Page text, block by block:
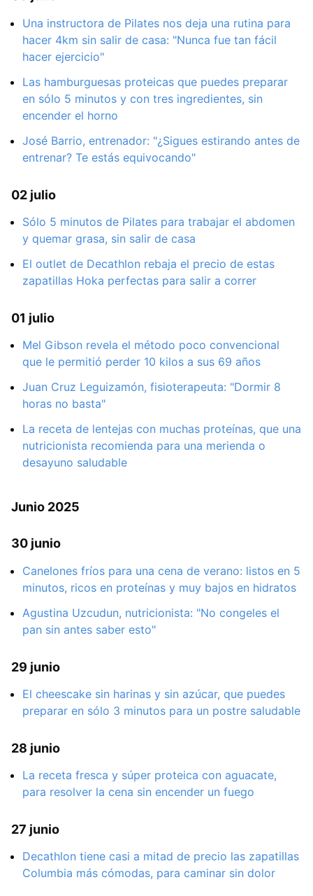
Una instructora de Pilates nos deja una rutina para
hacer 4km sin salir de casa: "Nunca fue tan fácil
hacer ejercicio"
Las hamburguesas proteicas que puedes preparar
en sólo 5 minutos y con tres ingredientes, sin
encender el horno
José Barrio, entrenador: "¿Sigues estirando antes de
entrenar? Te estás equivocando"
02 julio
Sólo 5 minutos de Pilates para trabajar el abdomen
y quemar grasa, sin salir de casa
El outlet de Decathlon rebaja el precio de estas
zapatillas Hoka perfectas para salir a correr
01 julio
Mel Gibson revela el método poco convencional
que le permitió perder 10 kilos a sus 69 años
Juan Cruz Leguizamón, fisioterapeuta: "Dormir 8
horas no basta"
La receta de lentejas con muchas proteínas, que una
nutricionista recomienda para una merienda o
desayuno saludable
Junio 2025
30 junio
Canelones fríos para una cena de verano: listos en 5
minutos, ricos en proteínas y muy bajos en hidratos
Agustina Uzcudun, nutricionista: "No congeles el
pan sin antes saber esto"
29 junio
El cheescake sin harinas y sin azúcar, que puedes
preparar en sólo 3 minutos para un postre saludable
28 junio
La receta fresca y súper proteica con aguacate,
para resolver la cena sin encender un fuego
27 junio
Decathlon tiene casi a mitad de precio las zapatillas
Columbia más cómodas, para caminar sin dolor